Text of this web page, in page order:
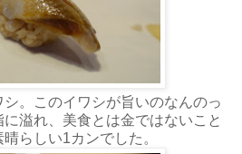
。このイワシが旨いのなんのっ
溢れ、美食とは金ではないこと
らしい1カンでした。